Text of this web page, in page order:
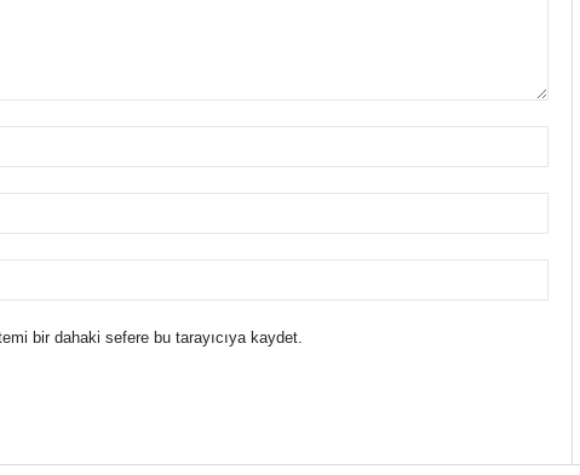
bir dahaki sefere bu tarayıcıya kaydet.